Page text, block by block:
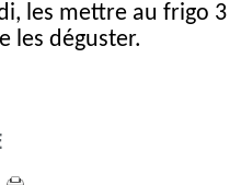
les mettre au frigo 3
les déguster.